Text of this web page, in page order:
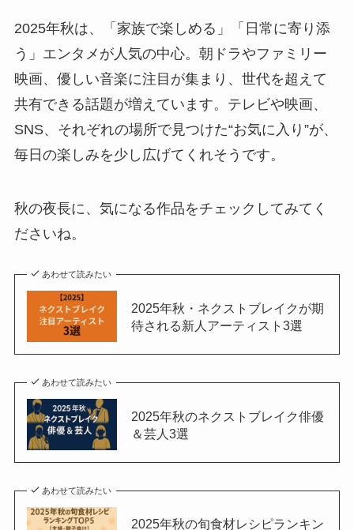
2025年秋は、「家族で楽しめる」「日常に寄り添
う」エンタメが人気の中心。朝ドラやファミリー
映画、優しい音楽に注目が集まり、世代を超えて
共有できる話題が増えています。テレビや映画、
SNS、それぞれの場所で見つけた“お気に入り”が、
毎日の楽しみを少し広げてくれそうです。
秋の夜長に、気になる作品をチェックしてみてく
ださいね。
あわせて読みたい
2025年秋・ネクストブレイクが期
待される新人アーティスト3選
あわせて読みたい
2025年秋のネクストブレイク俳優
＆芸人3選
あわせて読みたい
2025年秋の旬食材レシピランキン